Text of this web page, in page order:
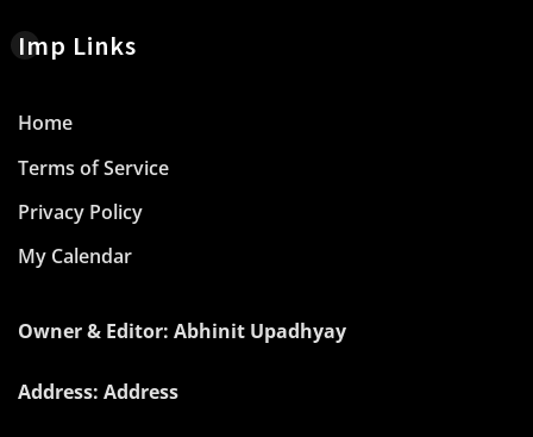
Imp Links
Home
Terms of Service
Privacy Policy
My Calendar
Owner & Editor: Abhinit Upadhyay
Address: Address